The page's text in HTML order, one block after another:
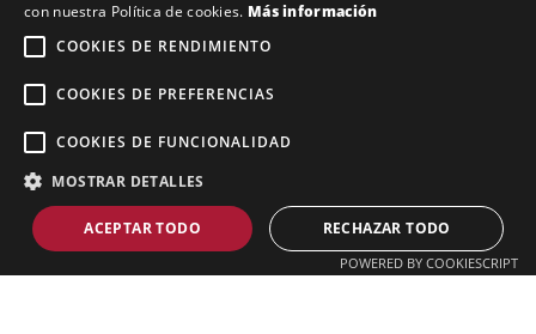
Escríbenos por WhatsApp
Mi cuenta
con nuestra Política de cookies. Más información
COOKIES DE RENDIMIENTO
COOKIES DE PREFERENCIAS
COOKIES DE FUNCIONALIDAD
MOSTRAR DETALLES
ACEPTAR TODO RECHAZAR TODO
POWERED BY COOKIESCRIPT